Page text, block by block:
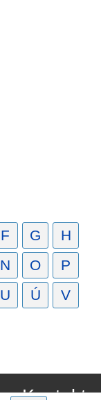
F G
H
N O
P
U Ú
V